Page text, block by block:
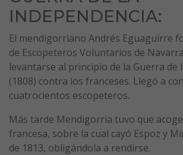
INDEPENDENCIA:
El mendigorriano Andrés Eguaguirre
de Escopeteros Voluntarios de
levantarse al principio de la Guerra de
(1808) contra los franceses. Llegó a
cuatrocientos escopeteros.
Más tarde Mendigorria tuvo que
francesa, sobre la cual cayó Espoz y
de 1813, obligándola a rendirse.